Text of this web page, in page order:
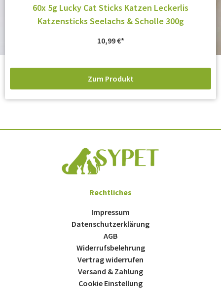
60x 5g Lucky Cat Sticks Katzen Leckerlis
Katzensticks Seelachs & Scholle 300g
10,99€
Zum Produkt
Rechtliches
Impressum
Datenschutzerklärung
AGB
Widerrufsbelehrung
Vertrag widerrufen
Versand & Zahlung
Cookie Einstellung